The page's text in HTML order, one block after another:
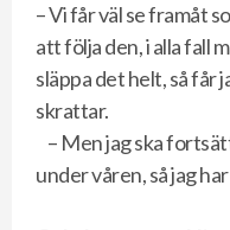
– Vi får väl se framåt
att följa den, i alla fall
släppa det helt, så får
skrattar.
– Men jag ska
under våren, så jag